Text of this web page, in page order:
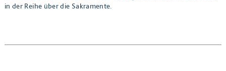
in der Reihe über die Sakramente.